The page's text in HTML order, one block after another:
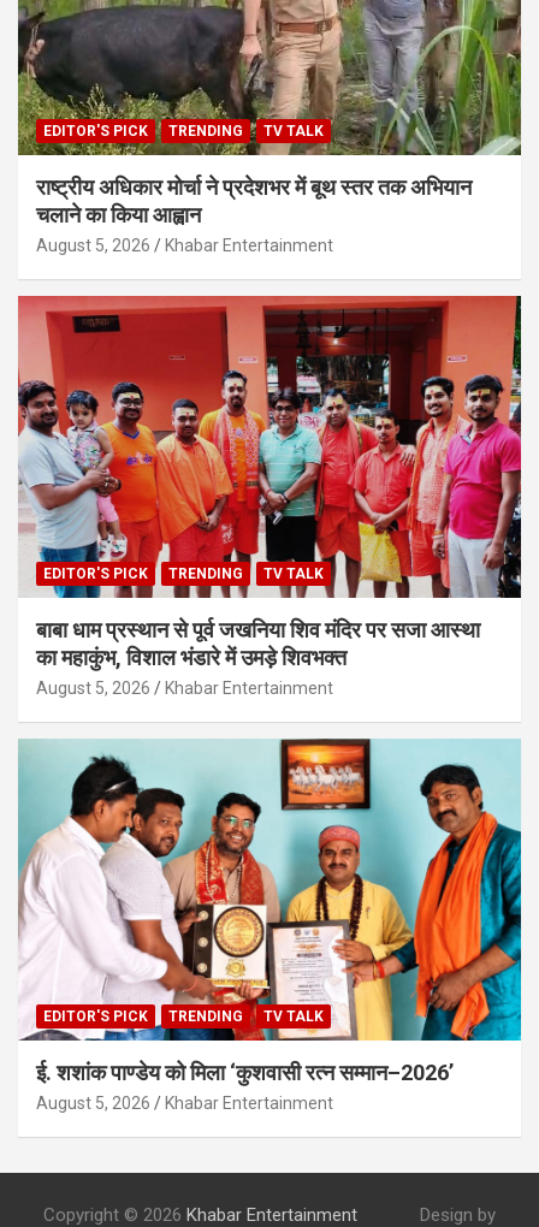
EDITOR'S PICK TRENDING TV TALK
राष्ट्रीय अधिकार मोर्चा ने प्रदेशभर में बूथ स्तर तक अभियान
चलाने का किया आह्वान
August 5, 2026 Khabar Entertainment
EDITOR'S PICK TRENDING TV TALK
बाबा धाम प्रस्थान से पूर्व जखनिया शिव मंदिर पर सजा आस्था
का महाकुंभ, विशाल भंडारे में उमड़े शिवभक्त
August 5, 2026 Khabar Entertainment
EDITOR'S PICK TRENDING TV TALK
ई. शशांक पाण्डेय को मिला ‘कुशवासी रत्न सम्मान–2026’
August 5, 2026 Khabar Entertainment
Copyright © 2026 Khabar Entertainment Design by